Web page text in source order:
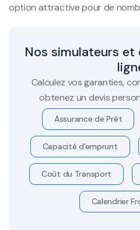
option attractive pour de
Nos simulateurs
Calculez vos garanties,
obtenez un devis
Assurance de Prêt
Capacité d'emprunt
Coût du Transport
Calendrier